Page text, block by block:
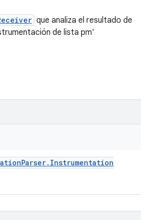
que analiza el resultado de
de lista pm'
Parser. Instrumentation